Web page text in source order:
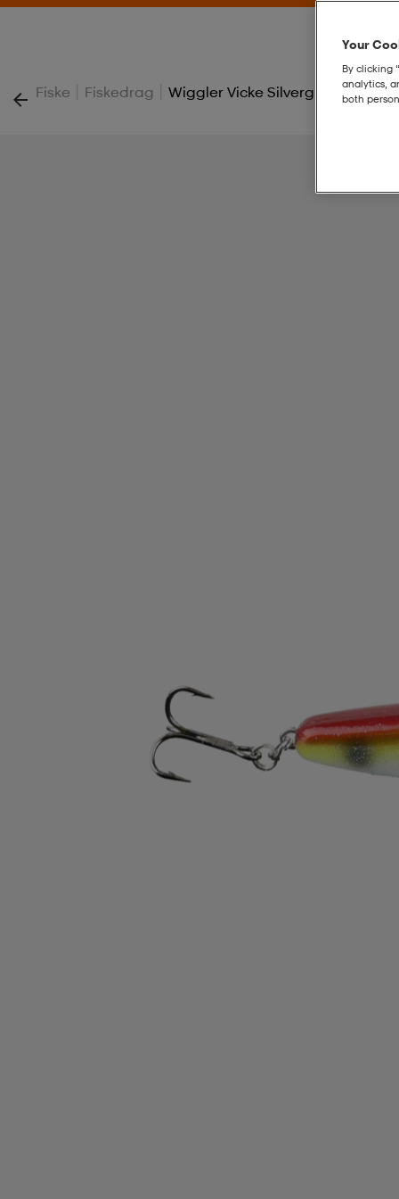
Fiske | Fiskedrag | Wiggler Vicke Silverglitter/röd/
Your
By clicking
analytics,
both